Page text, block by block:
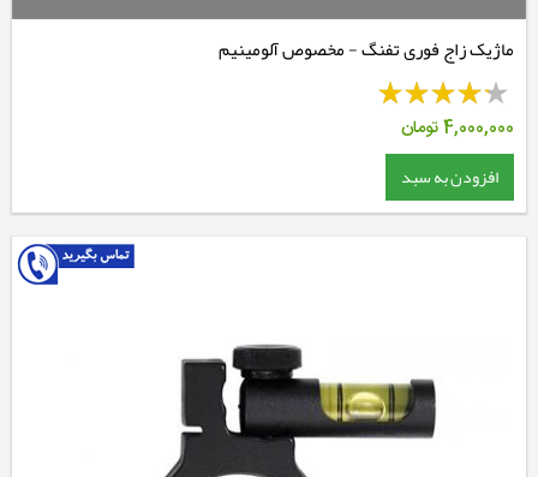
ماژیک زاج فوری تفنگ - مخصوص آلومینیم
4,000,000تومان
افزودن به سبد